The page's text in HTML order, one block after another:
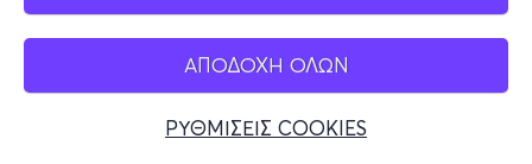
ΑΠΟΔΟΧΗ ΟΛΩΝ
ΡΥΘΜΙΣΕΙΣ COOKIES